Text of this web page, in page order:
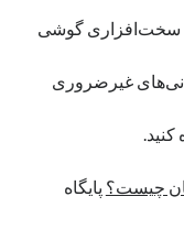
سخت‌افزاری گوشی
غیرضروری
چیست؟ پایگاه